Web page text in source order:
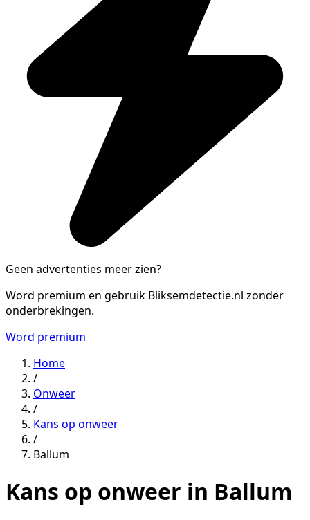
Geen advertenties meer zien?
Word premium en gebruik Bliksemdetectie.nl zonder
onderbrekingen.
Word premium
Home
/
Onweer
/
Kans op onweer
/
Ballum
Kans op onweer in Ballum